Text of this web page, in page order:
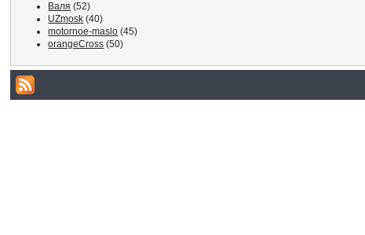
Валя (52)
UZmosk (40)
motornoe-maslo (45)
orangeCross (50)